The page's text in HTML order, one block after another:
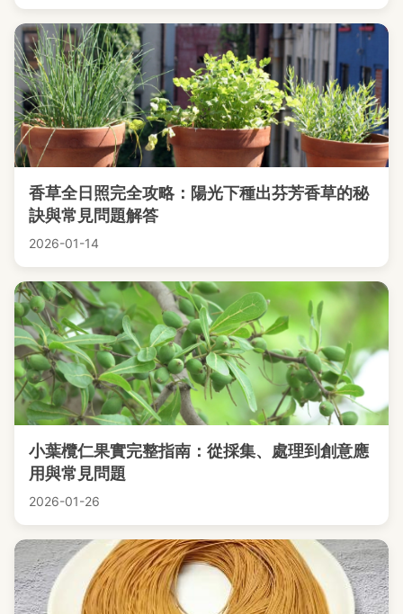
香草全日照完全攻略：陽光下種出芬芳香草的秘
訣與常見問題解答
2026-01-14
小葉欖仁果實完整指南：從採集、處理到創意應
用與常見問題
2026-01-26